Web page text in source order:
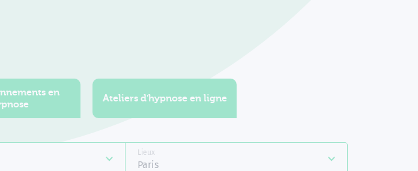
en
Ateliers d'hypnose en ligne
Lieux
Paris